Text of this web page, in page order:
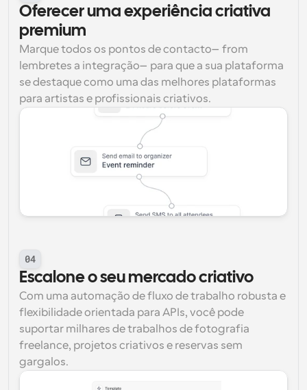
Oferecer uma experiência criativa
premium
Marque todos os pontos de contacto—from
lembretes a integração—para que a sua plataforma
se destaque como uma das melhores plataformas
para artistas e profissionais criativos.
04
Escalone o seu mercado criativo
Com uma automação de fluxo de trabalho robusta e
flexibilidade orientada para APIs, você pode
suportar milhares de trabalhos de fotografia
freelance, projetos criativos e reservas sem
gargalos.